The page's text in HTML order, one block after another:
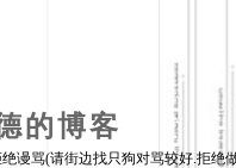
的博客
谩骂(请街边找只狗对骂较好.拒绝